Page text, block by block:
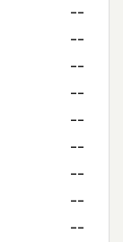
--
--
--
--
--
--
--
--
--